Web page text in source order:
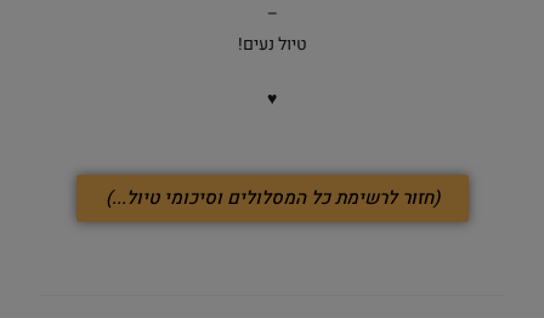
–
טיול נעים!
♥
(חזור לרשימת כל המסלולים וסיכומי טיול...)